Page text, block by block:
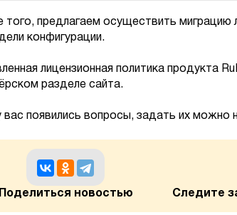
того, предлагаем осуществить миграцию
конфигурации.
лицензионная политика продукта
разделе сайта.
вас появились вопросы, задать их можно
Поделиться новостью Следите